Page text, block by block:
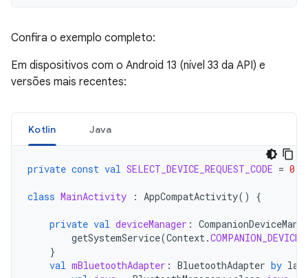
Confira o exemplo completo:
Em dispositivos com o Android 13 (nível 33 da API) e
versões mais recentes:
Kotlin Java
private const val SELECT_DEVICE_REQUEST_CODE = 0
class MainActivity : AppCompatActivity() {
private val deviceManager :
getSystemService(Context .
}
val mBluetoothAdapter : BluetoothAdapter by